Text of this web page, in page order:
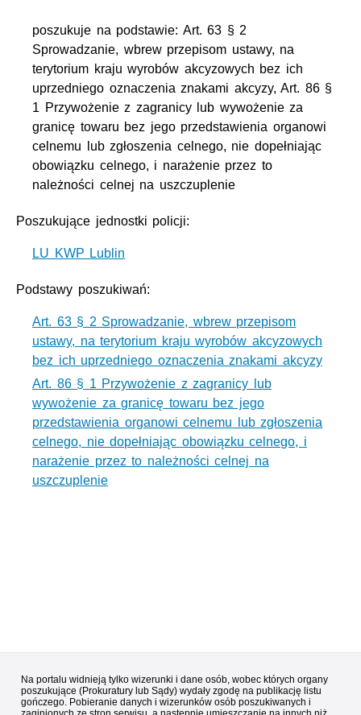
poszukuje na podstawie: Art. 63 § 2
Sprowadzanie, wbrew przepisom ustawy, na
terytorium kraju wyrobów akcyzowych bez ich
uprzedniego oznaczenia znakami akcyzy, Art. 86 §
1 Przywożenie z zagranicy lub wywożenie za
granicę towaru bez jego przedstawienia organowi
celnemu lub zgłoszenia celnego, nie dopełniając
obowiązku celnego, i narażenie przez to
należności celnej na uszczuplenie
Poszukujące jednostki policji:
LU KWP Lublin
Podstawy poszukiwań:
Art. 63 § 2 Sprowadzanie, wbrew przepisom
ustawy, na terytorium kraju wyrobów akcyzowych
bez ich uprzedniego oznaczenia znakami akcyzy
Art. 86 § 1 Przywożenie z zagranicy lub
wywożenie za granicę towaru bez jego
przedstawienia organowi celnemu lub zgłoszenia
celnego, nie dopełniając obowiązku celnego, i
narażenie przez to należności celnej na
uszczuplenie
Na portalu widnieją tylko wizerunki i dane osób, wobec których organy
poszukujące (Prokuratury lub Sądy) wydały zgodę na publikację listu
gończego. Pobieranie danych i wizerunków osób poszukiwanych i